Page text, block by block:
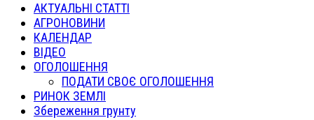
АКТУАЛЬНІ СТАТТІ
АГРОНОВИНИ
КАЛЕНДАР
ВІДЕО
ОГОЛОШЕННЯ
ПОДАТИ СВОЄ ОГОЛОШЕННЯ
РИНОК ЗЕМЛІ
Збереження грунту